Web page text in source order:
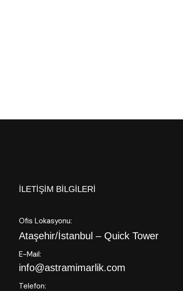
İLETIŞIM BILGILERI
Ofis Lokasyonu:
Ataşehir/İstanbul – Quick Tower
E-Mail:
info@astramimarlik.com
Telefon: